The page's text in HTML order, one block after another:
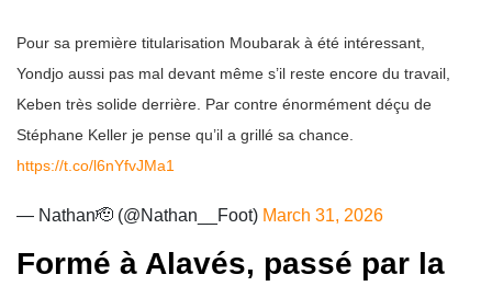
Pour sa première titularisation Moubarak à été intéressant,
Yondjo aussi pas mal devant même s’il reste encore du travail,
Keben très solide derrière. Par contre énormément déçu de
Stéphane Keller je pense qu’il a grillé sa chance.
https://t.co/l6nYfvJMa1
— Nathan🫡 (@Nathan__Foot) March 31, 2026
Formé à Alavés, passé par la